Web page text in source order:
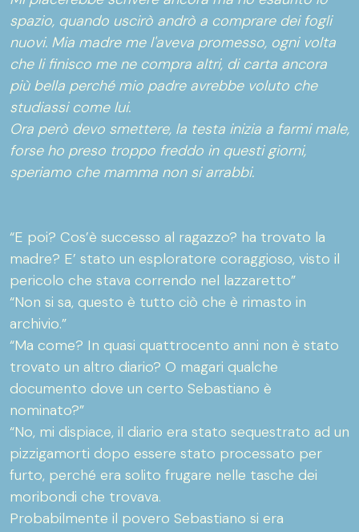
spazio, quando uscirò andrò a comprare dei fogli
nuovi. Mia madre me l'aveva promesso, ogni volta
che li finisco me ne compra altri, di carta ancora
più bella perché mio padre avrebbe voluto che
studiassi come lui.
Ora però devo smettere, la testa inizia a farmi male,
forse ho preso troppo freddo in questi giorni,
speriamo che mamma non si arrabbi.
“E poi? Cos’è successo al ragazzo? ha trovato la
madre? E’ stato un esploratore coraggioso, visto il
pericolo che stava correndo nel lazzaretto”
“Non si sa, questo è tutto ciò che è rimasto in
archivio.”
“Ma come? In quasi quattrocento anni non è stato
trovato un altro diario? O magari qualche
documento dove un certo Sebastiano è
nominato?”
“No, mi dispiace, il diario era stato sequestrato ad un
pizzigamorti dopo essere stato processato per
furto, perché era solito frugare nelle tasche dei
moribondi che trovava.
Probabilmente il povero Sebastiano si era